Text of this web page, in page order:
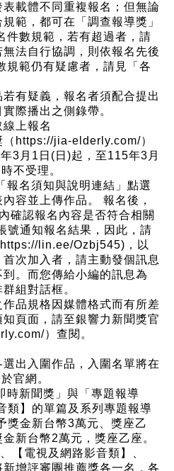
載體不同重複報名；但無論
範，都可在「調查報導獎」
件數規範，若有超過者，請
法自行協調，則依報名先後
規範仍有疑慮者，請見「各
有疑義，報名者須配合提出
際播出之側錄帶。
上報名
（https://jia-elderly.com/）
3月1日(日)起，至115年3月
不受理。
報名須知與說明連結」點選
容並上傳作品。 報名後，
確認報名內容是否符合相關
號通知報名結果，因此，請
lin.ee/Ozbj545)，以
次加入者，請主動發個訊息
。而您傳給小編的訊息為
群組對話框。
品規格因媒體格式而有所差
頁面，請至銀響力新聞獎官
）查閱。
出入圍作品，入圍名單將在
官網。
時新聞獎」與「專題報導
類】的單篇及系列專題報導
獎金新台幣3萬元、獎座乙
新台幣2萬元，獎座乙座。
【電視及網路影音類】、
新增評審團推薦獎各一名，各